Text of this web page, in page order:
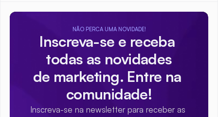
NÃO PERCA UMA NOVIDADE!
Inscreva-se e receba
todas as novidades
de marketing. Entre na
comunidade!
Inscreva-se na newsletter para receber as